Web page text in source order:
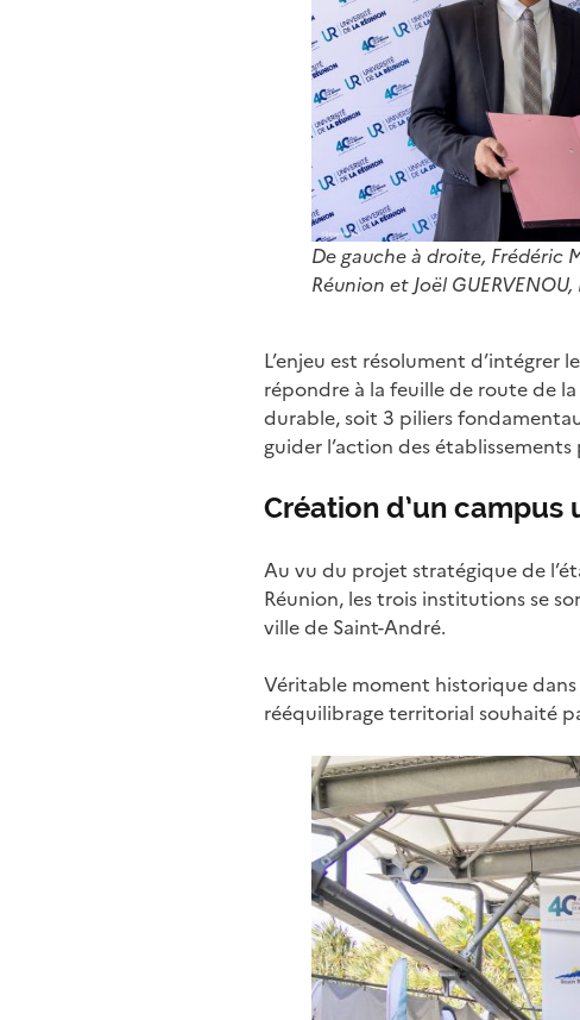
De gauche à droite, Frédéric
Réunion etJoël
L’enjeu est résolument d’intégrer
répondre à la feuille de route de
durable, soit 3 piliers
guider l’action des établissements
Création d’un campus
Au vu du projet stratégique de
Réunion, les trois institutions se
ville de Saint-André.
Véritable moment historique dans
rééquilibrage territorial souhaité